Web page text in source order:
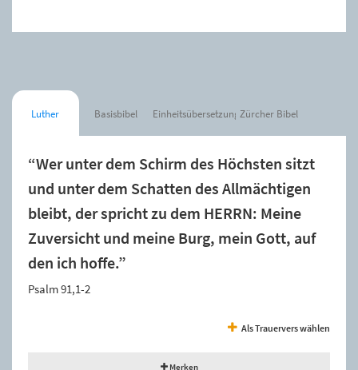
Luther Basisbibel Einheitsübersetzung Zürcher Bibel
“Wer unter dem Schirm des Höchsten sitzt
und unter dem Schatten des Allmächtigen
bleibt, der spricht zu dem HERRN: Meine
Zuversicht und meine Burg, mein Gott, auf
den ich hoffe.”
Psalm 91,1-2
Als Trauervers wählen
Merken